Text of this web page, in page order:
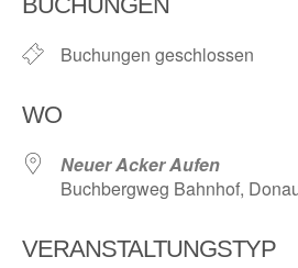
Buchungen geschlossen
WO
Neuer Acker Aufen
Buchbergweg Bahnhof,
VERANSTALTUNGSTYP